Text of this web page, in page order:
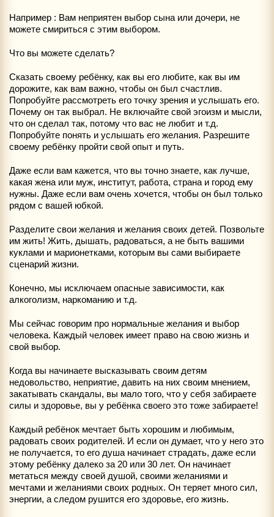
Например : Вам неприятен выбор сына или дочери, не
можете смириться с этим выбором.
Что вы можете сделать?
Сказать своему ребёнку, как вы его любите, как вы им
дорожите, как вам важно, чтобы он был счастлив.
Попробуйте рассмотреть его точку зрения и услышать его.
Почему он так выбрал. Не включайте свой эгоизм и мысли,
что он сделал так, потому что вас не любит и т.д.
Попробуйте понять и услышать его желания. Разрешите
своему ребёнку пройти свой опыт и путь.
Даже если вам кажется, что вы точно знаете, как лучше,
какая жена или муж, институт, работа, страна и город ему
нужны. Даже если вам очень хочется, чтобы он был только
рядом с вашей юбкой.
Разделите свои желания и желания своих детей. Позвольте
им жить! Жить, дышать, радоваться, а не быть вашими
куклами и марионетками, которым вы сами выбираете
сценарий жизни.
Конечно, мы исключаем опасные зависимости, как
алкоголизм, наркоманию и т.д.
Мы сейчас говорим про нормальные желания и выбор
человека. Каждый человек имеет право на свою жизнь и
свой выбор.
Когда вы начинаете высказывать своим детям
недовольство, неприятие, давить на них своим мнением,
закатывать скандалы, вы мало того, что у себя забираете
силы и здоровье, вы у ребёнка своего это тоже забираете!
Каждый ребёнок мечтает быть хорошим и любимым,
радовать своих родителей. И если он думает, что у него это
не получается, то его душа начинает страдать, даже если
этому ребёнку далеко за 20 или 30 лет. Он начинает
метаться между своей душой, своими желаниями и
мечтами и желаниями своих родных. Он теряет много сил,
энергии, а следом рушится его здоровье, его жизнь.